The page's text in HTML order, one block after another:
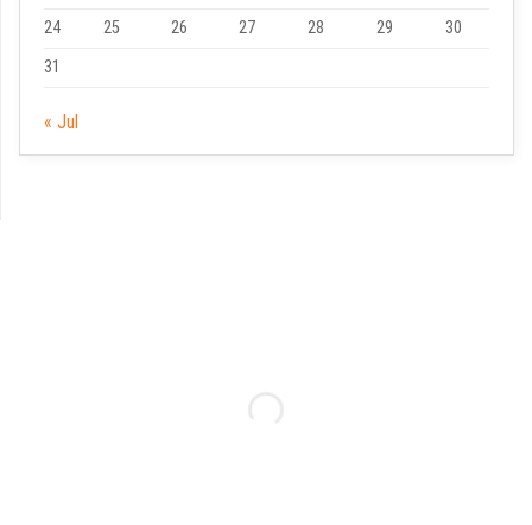
24
25 26 27 28 29
30
31
« Jul